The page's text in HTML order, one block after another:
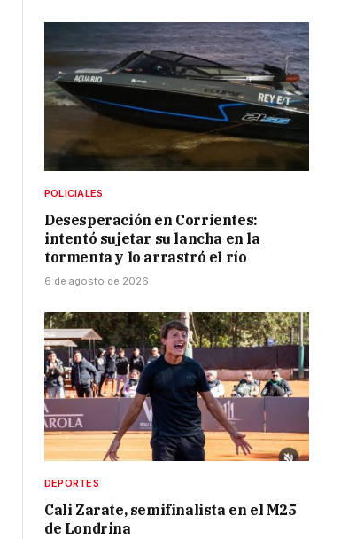
POLICIALES
Desesperación en Corrientes:
intentó sujetar su lancha en la
tormenta y lo arrastró el río
6 de agosto de 2026
DEPORTES
Cali Zarate, semifinalista en el M25
de Londrina